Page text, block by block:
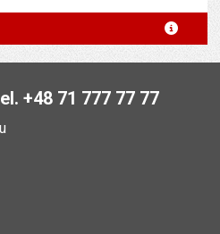
+48 71 777 77 77